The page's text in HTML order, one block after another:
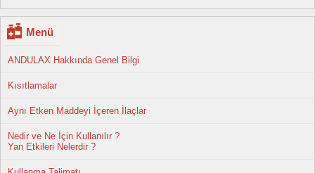
Menü
ANDULAX Hakkında Genel Bilgi
Kısıtlamalar
Aynı Etken Maddeyi İçeren İlaçlar
Nedir ve Ne İçin Kullanılır ?
Yan Etkileri Nelerdir ?